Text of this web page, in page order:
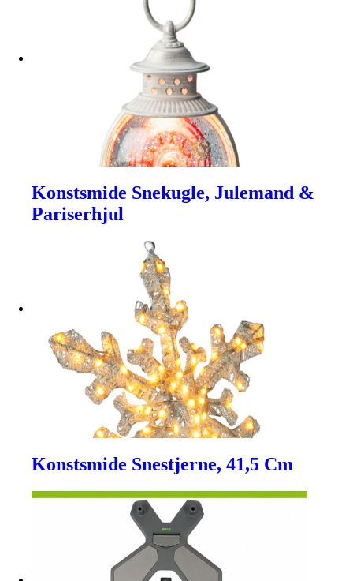
Konstsmide Snekugle, Julemand &
Pariserhjul
Konstsmide Snestjerne, 41,5 Cm